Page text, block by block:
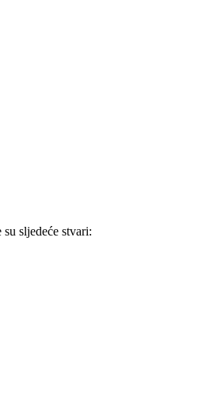
sljedeće stvari: